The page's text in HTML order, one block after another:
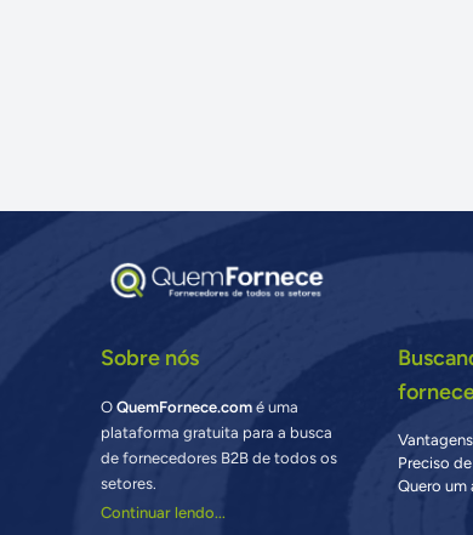
Sobre nós
OQuemFornece.com é uma
plataforma gratuita para a busca
de fornecedores B2B de todos os
setores.
Continuar lendo...
Preciso
Quero um